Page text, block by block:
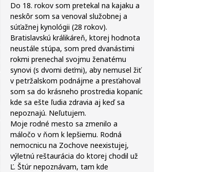
Do 18. rokov som pretekal na kajaku a
neskôr som sa venoval služobnej a
súťažnej kynológii (28 rokov).
Bratislavskú králikáreň, ktorej hodnota
neustále stúpa, som pred dvanástimi
rokmi prenechal svojmu ženatému
synovi (s dvomi deťmi), aby nemusel žiť
v petržalskom podnájme a presťahoval
som sa do krásneho prostredia kopaníc
kde sa ešte ľudia zdravia aj keď sa
nepoznajú. Neľutujem.
Moje rodné mesto sa zmenilo a
máločo v ňom k lepšiemu. Rodná
nemocnicu na Zochove neexistujej,
výletnú reštaurácia do ktorej chodil už
Ľ. Štúr nepoznávam, tam kde